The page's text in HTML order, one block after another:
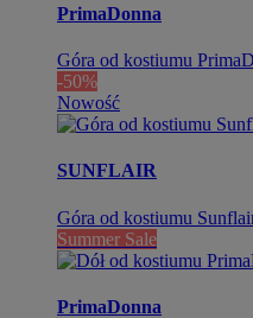
PrimaDonna
Góra od kostiumu
-50%
Nowość
SUNFLAIR
Góra od kostiumu
Summer Sale
PrimaDonna